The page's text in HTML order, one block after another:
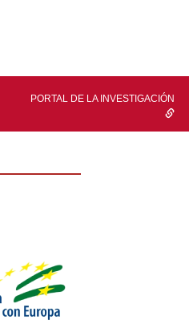
PORTAL DE LA INVESTIGACIÓN